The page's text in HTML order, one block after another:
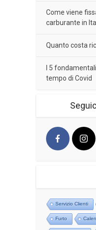
Come viene
carburante in
Quanto costa
I 5
tempo di Covid
Servizio Clienti
Furto